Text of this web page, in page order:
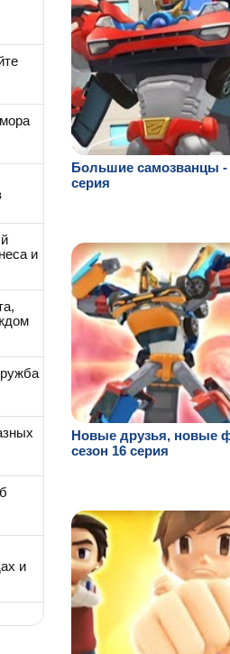
Большие самозванцы -
серия
Новые друзья, новые
сезон 16 серия
и
и